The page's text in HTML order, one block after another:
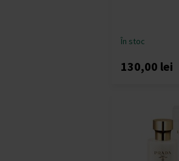
În stoc
130,00 lei